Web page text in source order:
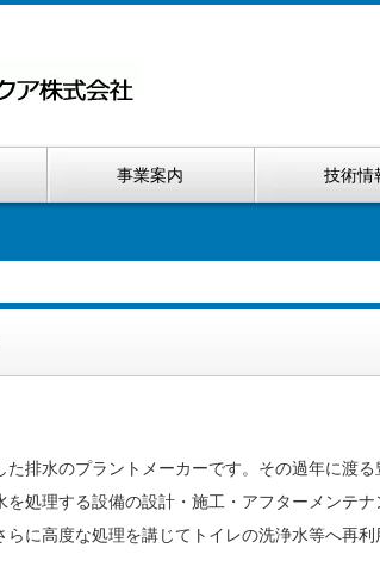
事業案内 技術情
排水のプラントメーカーです。その過年に渡
処理する設備の設計・施工・アフターメンテ
に高度な処理を講じてトイレの洗浄水等へ再